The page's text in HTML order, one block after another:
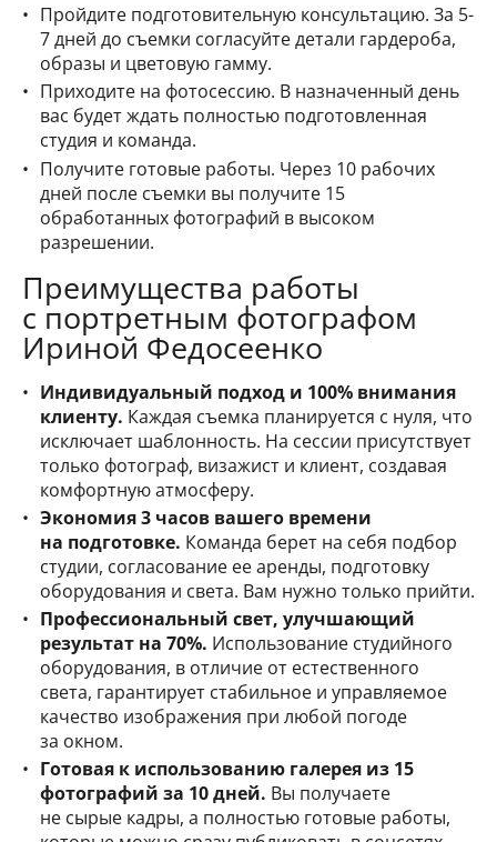
Пройдите подготовительную консультацию. За 5-
7 дней до съемки согласуйте детали гардероба,
образы и цветовую гамму.
Приходите на фотосессию. В назначенный день
вас будет ждать полностью подготовленная
студия и команда.
Получите готовые работы. Через 10 рабочих
дней после съемки вы получите 15
обработанных фотографий в высоком
разрешении.
Преимущества работы
с портретным фотографом
Ириной Федосеенко
Индивидуальный подход и 100% внимания
клиенту. Каждая съемка планируется с нуля, что
исключает шаблонность. На сессии присутствует
только фотограф, визажист и клиент, создавая
комфортную атмосферу.
Экономия 3 часов вашего времени
на подготовке. Команда берет на себя подбор
студии, согласование ее аренды, подготовку
оборудования и света. Вам нужно только прийти.
Профессиональный свет, улучшающий
результат на 70%. Использование студийного
оборудования, в отличие от естественного
света, гарантирует стабильное и управляемое
качество изображения при любой погоде
за окном.
Готовая к использованию галерея из 15
фотографий за 10 дней. Вы получаете
не сырые кадры, а полностью готовые работы,